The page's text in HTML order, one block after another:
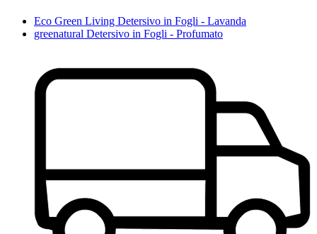
Eco Green Living Detersivo in Fogli - Lavanda
greenatural Detersivo in Fogli - Profumato